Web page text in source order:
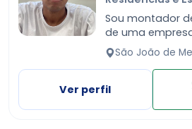
Sou montador
de uma
planejados que
mercado
São João de
Ver perfil